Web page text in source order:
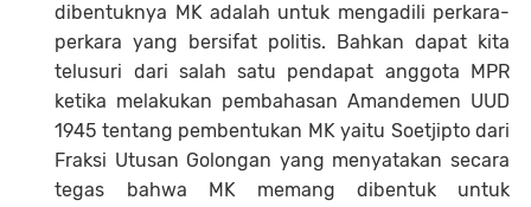
dibentuknya MK adalah untuk mengadili perkara-
perkara yang bersifat politis. Bahkan dapat kita
telusuri dari salah satu pendapat anggota MPR
ketika melakukan pembahasan Amandemen UUD
1945 tentang pembentukan MK yaitu Soetjipto dari
Fraksi Utusan Golongan yang menyatakan secara
tegas bahwa MK memang dibentuk untuk